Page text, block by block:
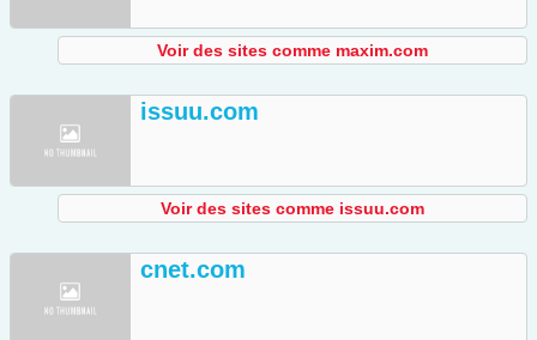
Voir des sites comme maxim.com
issuu.com
Voir des sites comme issuu.com
cnet.com